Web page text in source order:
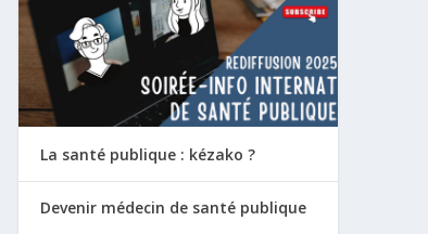
La santé publique : kézako ?
Devenir médecin de santé publique